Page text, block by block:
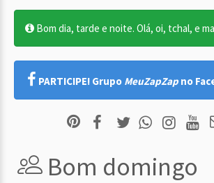
Bom dia, tarde e noite. Olá, oi, tchal, e
PARTICIPE! Grupo MeuZapZap no
Bom domingo